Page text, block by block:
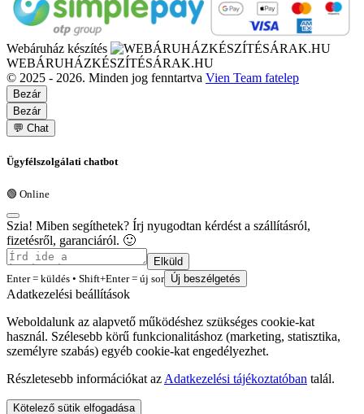
Webáruház készítés
WEBÁRUHÁZKÉSZÍTÉSÁRAK.HU
© 2025 - 2026. Minden jog fenntartva Vien Team fatelep
Bezár
Bezár
💬 Chat
Ügyfélszolgálati chatbot
🟢 Online
Szia! Miben segíthetek? Írj nyugodtan kérdést a szállításról,
fizetésről, garanciáról. 🙂
Elküld
Enter = küldés • Shift+Enter = új sor Új beszélgetés
Adatkezelési beállítások
Weboldalunk az alapvető működéshez szükséges cookie-kat
használ. Szélesebb körű funkcionalitáshoz (marketing, statisztika,
személyre szabás) egyéb cookie-kat engedélyezhet.
Részletesebb információkat az Adatkezelési tájékoztatóban talál.
Kötelező sütik elfogadása